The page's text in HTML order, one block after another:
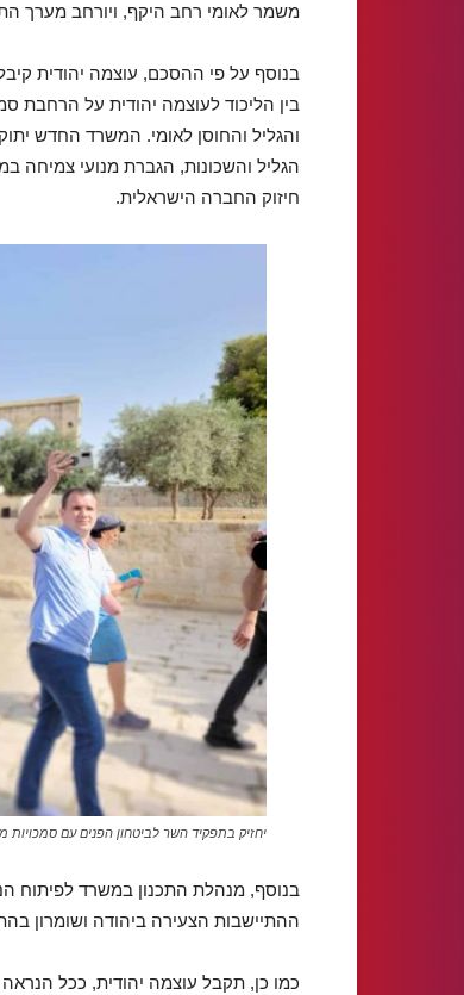
משמר לאומי רחב היקף, ויורחב מערך
בנוסף על פי ההסכם, עוצמה יהודית
בין הליכוד לעוצמה יהודית על הרחבת
והגליל והחוסן לאומי. המשרד החדש
הגליל והשכונות, הגברת מנועי צמיחה
חיזוק החברה הישראלית.
יחזיק בתפקיד השר לביטחון הפנים עם סמכויות
בנוסף, מנהלת התכנון במשרד לפיתוח
ההתיישבות הצעירה ביהודה ושומרון
כמו כן, תקבל עוצמה יהודית, ככל הנראה